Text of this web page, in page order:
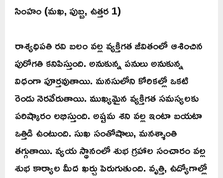
సింహం (మఖ, పుబ్బ, ఉత్తర 1)
రాశ్యధిపతి రవి బలం వల్ల వ్యక్తిగత జీవితంలో ఆశించిన
పురోగతి కనిపిస్తుంది. అనుకున్న పనులు అనుకున్న
విధంగా పూర్తవుతాయి. మనసులోని కోరికల్లో ఒకటి
రెండు నెరవేరుతాయి. ముఖ్యమైన వ్యక్తిగత సమస్యలకు
పరిష్కారం లభిస్తుంది. అష్టమ శని వల్ల ఇంటా బయటా
ఒత్తిడి ఉంటుంది. సుఖ సంతోషాలు, మనశ్శాంతి
తగ్గుతాయి. వ్యయ స్థానంలో శుభ గ్రహాల సంచారం వల్ల
శుభ కార్యాల మీద ఖర్చు పెరుగుతుంది. వృత్తి, ఉద్యోగాల్లో